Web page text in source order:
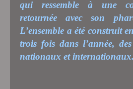
qui ressemble à une
retournée avec son
L’ensemble a été construit
trois fois dans l’année,
nationaux et internationaux.